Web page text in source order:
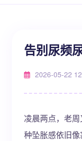
告别尿频
2026-05-22
凌晨两点，老
种坠胀感依旧